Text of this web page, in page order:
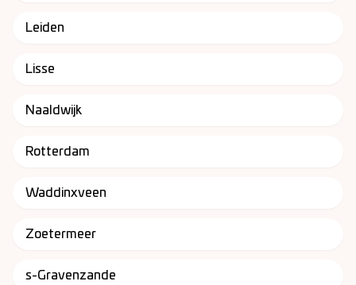
Leiden
Lisse
Naaldwijk
Rotterdam
Waddinxveen
Zoetermeer
s-Gravenzande